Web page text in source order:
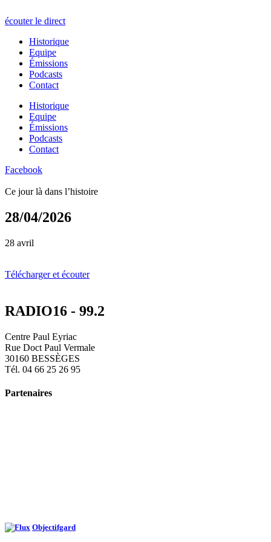
écouter le direct
Historique
Equipe
Émissions
Podcasts
Contact
Historique
Equipe
Émissions
Podcasts
Contact
Facebook
Ce jour là dans l’histoire
28/04/2026
28 avril
Télécharger et écouter
RADIO16 - 99.2
Centre Paul Eyriac
Rue Doct Paul Vermale
30160 BESSÈGES
Tél. 04 66 25 26 95
Partenaires
Objectifgard